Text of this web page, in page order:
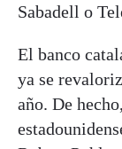
Sabadell o
El banco
ya se
año. De